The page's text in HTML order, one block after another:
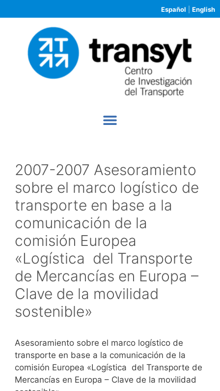
Español English
2007-2007 Asesoramiento
sobre el marco logístico de
transporte en base a la
comunicación de la
comisión Europea
«Logística del Transporte
de Mercancías en Europa –
Clave de la movilidad
sostenible»
Asesoramiento sobre el marco logístico de
transporte en base a la comunicación de la
comisión Europea «Logística del Transporte de
Mercancías en Europa – Clave de la movilidad